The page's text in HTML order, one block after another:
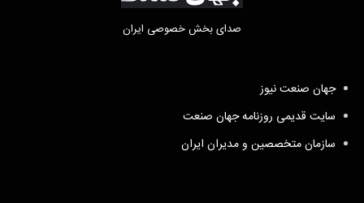
صدای بخش خصوصی ایران
جهان صنعت نیوز
سایت قدیمی روزنامه جهان صنعت
سازمان متخصصین و مدیران ایران